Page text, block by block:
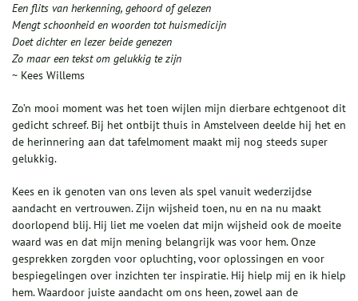
Een flits van herkenning, gehoord of gelezen
Mengt schoonheid en woorden tot huismedicijn
Doet dichter en lezer beide genezen
Zo maar een tekst om gelukkig te zijn
~ Kees Willems
Zo’n mooi moment was het toen wijlen mijn dierbare echtgenoot dit
gedicht schreef. Bij het ontbijt thuis in Amstelveen deelde hij het en
de herinnering aan dat tafelmoment maakt mij nog steeds super
gelukkig.
Kees en ik genoten van ons leven als spel vanuit wederzijdse
aandacht en vertrouwen. Zijn wijsheid toen, nu en na nu maakt
doorlopend blij. Hij liet me voelen dat mijn wijsheid ook de moeite
waard was en dat mijn mening belangrijk was voor hem. Onze
gesprekken zorgden voor opluchting, voor oplossingen en voor
bespiegelingen over inzichten ter inspiratie. Hij hielp mij en ik hielp
hem. Waardoor juiste aandacht om ons heen, zowel aan de